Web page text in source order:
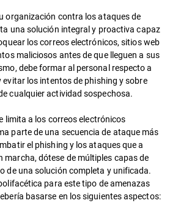
organización contra los ataques de
una solución integral y proactiva capaz
los correos electrónicos, sitios web
maliciosos antes de que lleguen a sus
debe formar al personal respecto a
los intentos de phishing y sobre
cualquier actividad sospechosa.
limita a los correos electrónicos
parte de una secuencia de ataque más
el phishing y los ataques que a
marcha, dótese de múltiples capas de
de una solución completa y unificada.
para este tipo de amenazas
basarse en los siguientes aspectos: